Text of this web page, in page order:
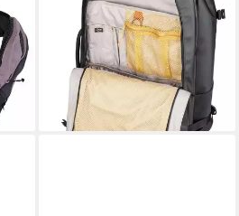
dir
On 38
194,00 €
lieferbar - in 2-3 Werktagen bei dir